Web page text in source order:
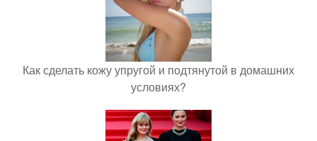
Как сделать кожу упругой и подтянутой в домашних
условиях?